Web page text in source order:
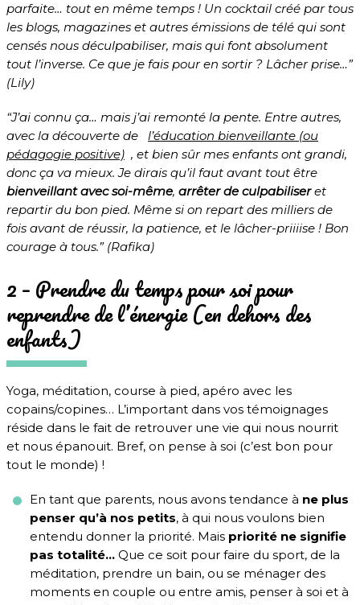
parfaite… tout en même temps ! Un cocktail créé par tous
les blogs, magazines et autres émissions de télé qui sont
censés nous déculpabiliser, mais qui font absolument
tout l’inverse. Ce que je fais pour en sortir ? Lâcher prise…”
(Lily)
“J’ai connu ça… mais j’ai remonté la pente. Entre autres,
avec la découverte de
l’éducation bienveillante (ou
pédagogie positive) , et bien sûr mes enfants ont grandi,
donc ça va mieux. Je dirais qu’il faut avant tout être
bienveillant avec soi-même, arrêter de culpabiliseret
repartir du bon pied. Même si on repart des milliers de
fois avant de réussir, la patience, et le lâcher-priiiise ! Bon
courage à tous.” (Rafika)
2 – Prendre du temps pour soi pour
reprendre de l’énergie (en dehors des
enfants)
Yoga, méditation, course à pied, apéro avec les
copains/copines… L’important dans vos témoignages
réside dans le fait de retrouver une vie qui nous nourrit
et nous épanouit. Bref, on pense à soi (c’est bon pour
tout le monde) !
En tant que parents, nous avons tendance à ne plus
penser qu’à nos petits, à qui nous voulons bien
entendu donner la priorité. Mais priorité ne signifie
pas totalité… Que ce soit pour faire du sport, de la
méditation, prendre un bain, ou se ménager des
moments en couple ou entre amis, penser à soi et à